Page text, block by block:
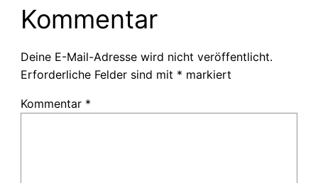
Kommentar
Deine E-Mail-Adresse wird nicht veröffentlicht.
Erforderliche Felder sind mit * markiert
Kommentar *